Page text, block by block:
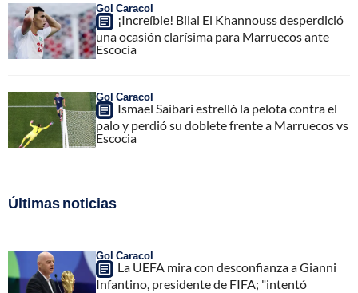
Gol Caracol
¡Increíble! Bilal El Khannouss desperdició
una ocasión clarísima para Marruecos ante
Escocia
Gol Caracol
Ismael Saibari estrelló la pelota contra el
palo y perdió su doblete frente a Marruecos vs
Escocia
Últimas noticias
Gol Caracol
La UEFA mira con desconfianza a Gianni
Infantino, presidente de FIFA; "intentó